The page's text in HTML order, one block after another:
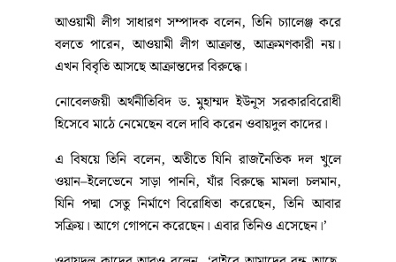
আওয়ামী লীগ সাধারণ সম্পাদক বলেন, তিনি চ্যালেঞ্জ করে
বলতে পারেন, আওয়ামী লীগ আক্রান্ত, আক্রমণকারী নয়।
এখন বিবৃতি আসছে আক্রান্তদের বিরুদ্ধে।
নোবেলজয়ী অর্থনীতিবিদ ড. মুহাম্মদ ইউনূস সরকারবিরোধী
হিসেবে মাঠে নেমেছেন বলে দাবি করেন ওবায়দুল কাদের।
এ বিষয়ে তিনি বলেন, অতীতে যিনি রাজনৈতিক দল খুলে
ওয়ান–ইলেভেনে সাড়া পাননি, যাঁর বিরুদ্ধে মামলা চলমান,
যিনি পদ্মা সেতু নির্মাণে বিরোধিতা করেছেন, তিনি আবার
সক্রিয়। আগে গোপনে করেছেন। এবার তিনিও এসেছেন।’